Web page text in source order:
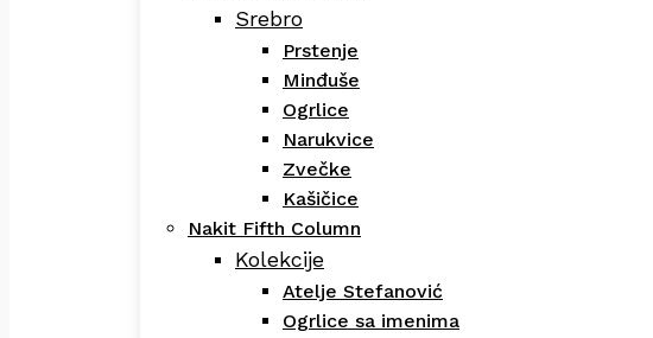
Srebro
Prstenje
Minđuše
Ogrlice
Narukvice
Zvečke
Kašičice
Nakit Fifth Column
Kolekcije
Atelje Stefanović
Ogrlice sa imenima